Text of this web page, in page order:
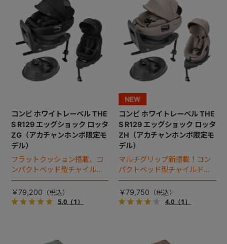
コンビ ホワイトレーベル THE
S R129 エッグショック ロッタ
ZG（アカチャンホンポ限定モ
デル）
フラットクッション搭載、コ
ンパクトベッド型チャイルド
シート（2025年モデル）。
￥79,200
5.0（1）
コンビ ホワイトレーベル THE
S R129 エッグショック ロッタ
ZH（アカチャンホンポ限定モ
デル）
マルチグリップ新搭載！コン
パクトベッド型チャイルドシ
ート（2026年モデル）。
￥79,750
4.0（1）